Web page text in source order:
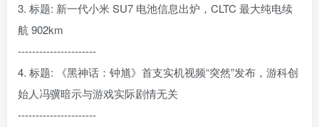
3. 标题: 新一代小米 SU7 电池信息出炉，CLTC 最大纯电续
航 902km
----------------------
4. 标题: 《黑神话：钟馗》首支实机视频“突然”发布，游科创
始人冯骥暗示与游戏实际剧情无关
----------------------